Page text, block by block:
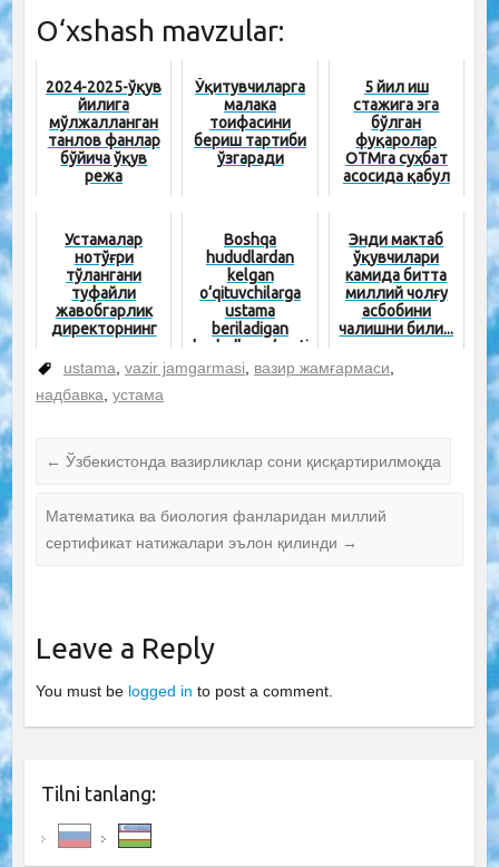
O‘xshash mavzular:
2024-2025-ўқув
йилига
мўлжалланган
танлов фанлар
бўйича ўқув
режа
Ўқитувчиларга
малака
тоифасини
бериш тартиби
ўзгаради
5 йил иш
стажига эга
бўлган
фуқаролар
ОТМга суҳбат
асосида қабул
Устамалар
нотўғри
тўлангани
туфайли
жавобгарлик
директорнинг
бўладими?
Boshqa
hududlardan
kelgan
o‘qituvchilarga
ustama
beriladigan
hududlar ro‘yxati
yangilan...
Энди мактаб
ўқувчилари
камида битта
миллий чолғу
асбобини
чалишни били...
ustama vazir jamgarmasi вазир жамғармаси
надбавка устама
← Ўзбекистонда вазирликлар сони қисқартирилмоқда
Математика ва биология фанларидан миллий
сертификат натижалари эълон қилинди →
Leave a Reply
You must be logged in to post a comment.
Tilni tanlang: